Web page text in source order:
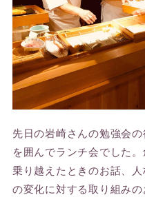
先日の岩崎さんの勉強会
を囲んでランチ会でした
乗り越えたときのお話、
の変化に対する取り組み